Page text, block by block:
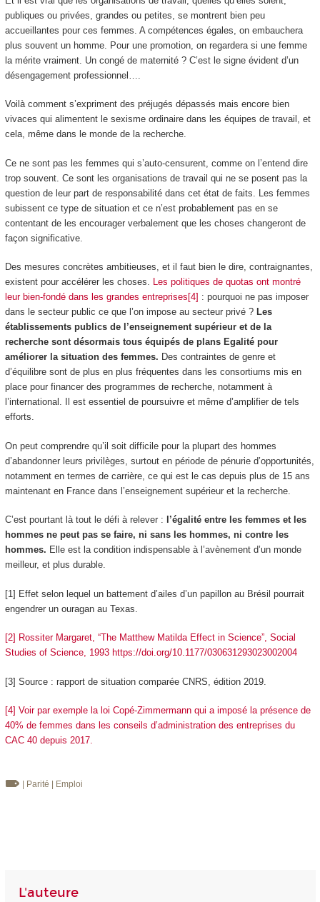
publiques ou privées, grandes ou petites, se montrent bien peu
accueillantes pour ces femmes. A compétences égales, on embauchera
plus souvent un homme. Pour une promotion, on regardera si une femme
la mérite vraiment. Un congé de maternité ? C’est le signe évident d’un
désengagement professionnel….
Voilà comment s’expriment des préjugés dépassés mais encore bien
vivaces qui alimentent le sexisme ordinaire dans les équipes de travail, et
cela, même dans le monde de la recherche.
Ce ne sont pas les femmes qui s’auto-censurent, comme on l’entend dire
trop souvent. Ce sont les organisations de travail qui ne se posent pas la
question de leur part de responsabilité dans cet état de faits. Les femmes
subissent ce type de situation et ce n’est probablement pas en se
contentant de les encourager verbalement que les choses changeront de
façon significative.
Des mesures concrètes ambitieuses, et il faut bien le dire, contraignantes,
existent pour accélérer les choses. Les politiques de quotas ont montré
leur bien-fondé dans les grandes entreprises[4] : pourquoi ne pas imposer
dans le secteur public ce que l’on impose au secteur privé ? Les
établissements publics de l’enseignement supérieur et de la
recherche sont désormais tous équipés de plans Egalité pour
améliorer la situation des femmes. Des contraintes de genre et
d’équilibre sont de plus en plus fréquentes dans les consortiums mis en
place pour financer des programmes de recherche, notamment à
l’international. Il est essentiel de poursuivre et même d’amplifier de tels
efforts.
On peut comprendre qu’il soit difficile pour la plupart des hommes
d’abandonner leurs privilèges, surtout en période de pénurie d’opportunités,
notamment en termes de carrière, ce qui est le cas depuis plus de 15 ans
maintenant en France dans l’enseignement supérieur et la recherche.
C’est pourtant là tout le défi à relever :
l’égalité entre les femmes et les
hommes ne peut pas se faire, ni sans les hommes, ni contre les
hommes. Elle est la condition indispensable à l’avènement d’un monde
meilleur, et plus durable.
[1] Effet selon lequel un battement d’ailes d’un papillon au Brésil pourrait
engendrer un ouragan au Texas.
[2] Rossiter Margaret, “The Matthew Matilda Effect in Science”, Social
Studies of Science, 1993 https://doi.org/10.1177/030631293023002004
[3] Source : rapport de situation comparée CNRS, édition 2019.
[4] Voir par exemple la loi Copé-Zimmermann qui a imposé la présence de
40% de femmes dans les conseils d’administration des entreprises du
CAC 40 depuis 2017.
| Parité | Emploi
L'auteure